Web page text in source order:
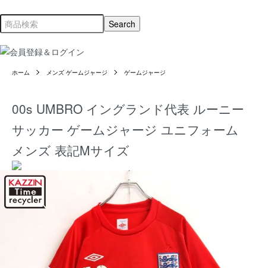
ホーム メンズ ゲームジャージ ゲームジャージ
00s UMBRO イングランド代表 ルーニー
サッカー ゲームジャージ ユニフォーム
メンズ 表記Mサイズ